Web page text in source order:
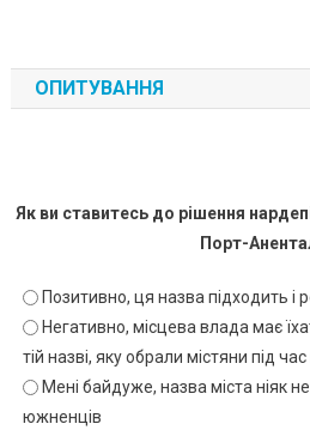
ОПИТУВАННЯ
Як ви ставитесь до рішення
Порт-
Позитивно, ця назва підходить і
Негативно, місцева влада має
тій назві, яку обрали містяни під
Мені байдуже, назва міста ніяк
южненців